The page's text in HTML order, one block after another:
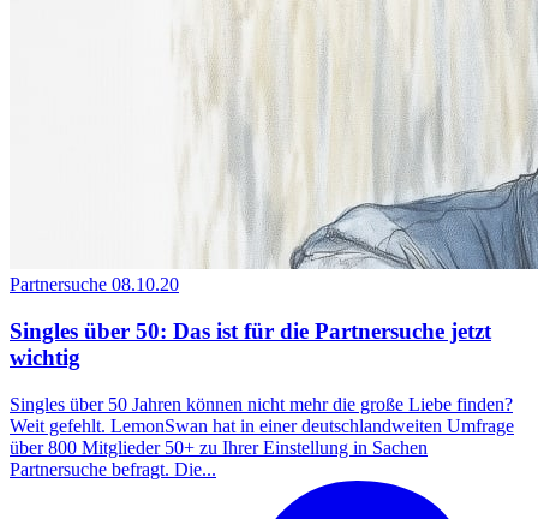
Partnersuche 08.10.20
Singles über 50: Das ist für die Partnersuche jetzt
wichtig
Singles über 50 Jahren können nicht mehr die große Liebe finden?
Weit gefehlt. LemonSwan hat in einer deutschlandweiten Umfrage
über 800 Mitglieder 50+ zu Ihrer Einstellung in Sachen
Partnersuche befragt. Die...